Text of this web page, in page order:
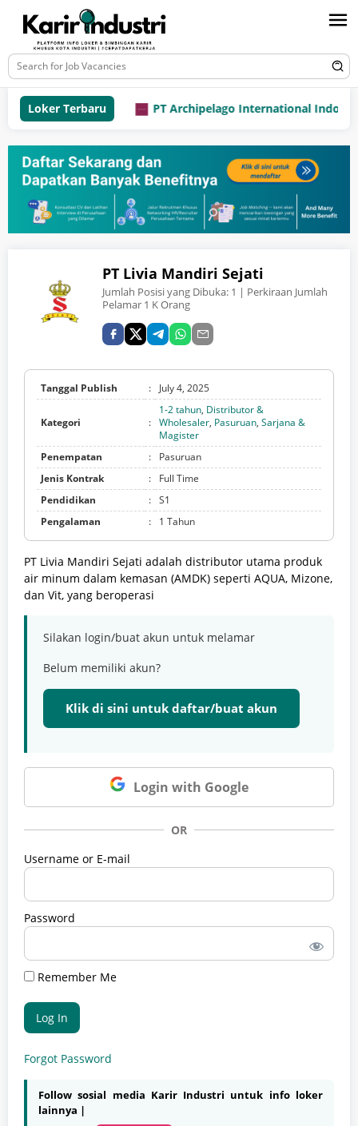
Loker Terbaru PT Archipelago International
PT Livia Mandiri Sejati
Jumlah Posisi yang Dibuka: 1 | Perkiraan Jumlah
Pelamar 1 K Orang
Tanggal Publish : July 4, 2025
Kategori :
1-2 tahun, Distributor &
Wholesaler, Pasuruan, Sarjana &
Magister
Penempatan
:
Pasuruan
Jenis Kontrak
:
Full Time
Pendidikan
: S1
Pengalaman
: 1 Tahun
PT Livia Mandiri Sejati adalah distributor utama produk
air minum dalam kemasan (AMDK) seperti AQUA, Mizone,
dan Vit, yang beroperasi
Silakan login/buat akun untuk melamar
Belum memiliki akun?
Klik di sini untuk daftar/buat akun
Login with Google
OR
Username or E-mail
Password
Remember Me
Forgot Password
Follow sosial media Karir Industri untuk info loker
lainnya |